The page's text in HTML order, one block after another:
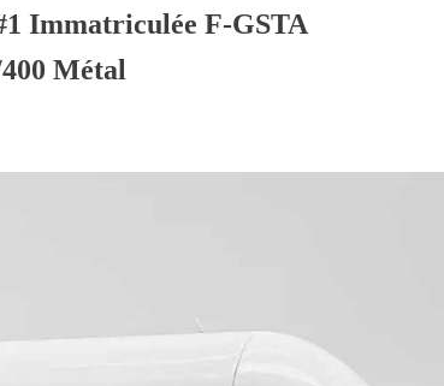
Immatriculée F-GSTA
Métal